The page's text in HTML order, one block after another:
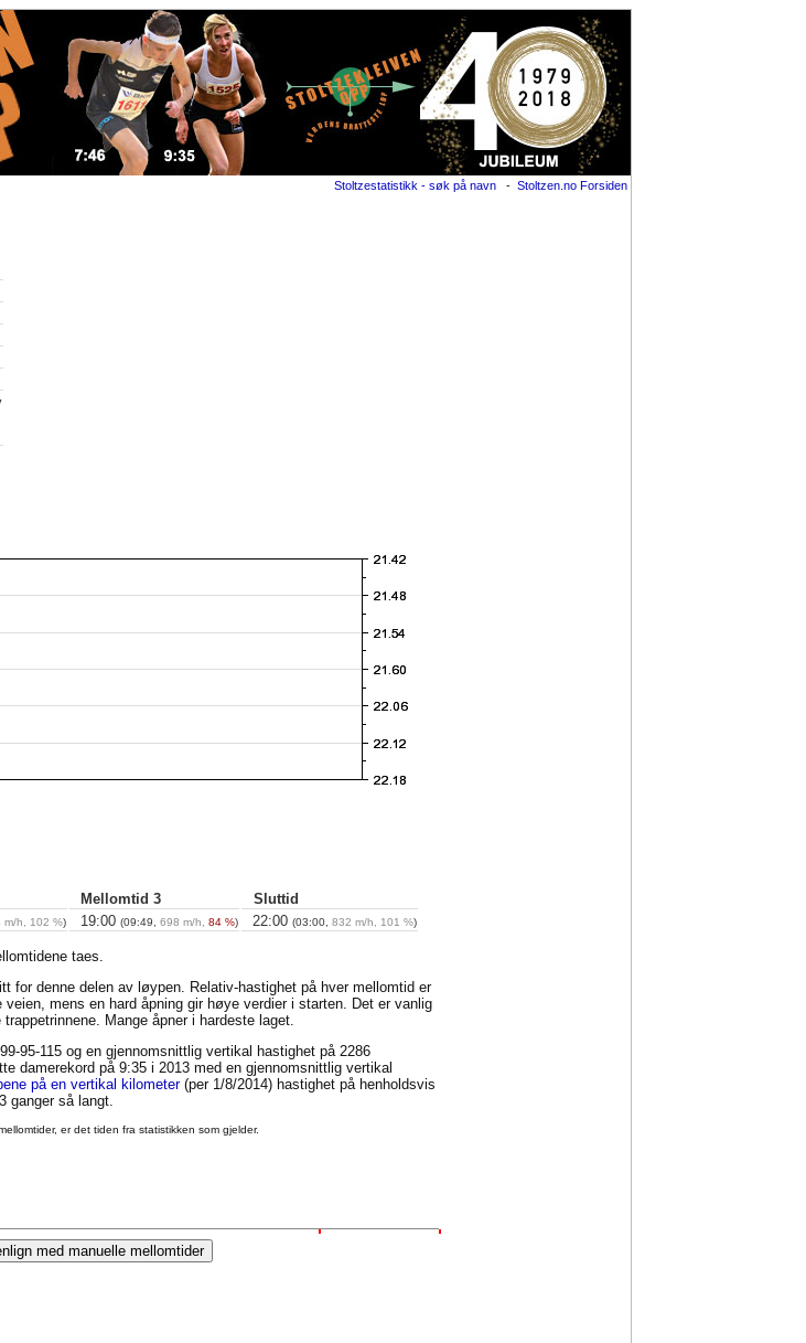
Stoltzestatistikk - søk på navn - Stoltzen.no Forsiden
Mellomtid 3
Sluttid
m/h, 102 %) 19:00 (09:49, 698 m/h, 84 %) 22:00 (03:00, 832 m/h, 101 %)
taes.
for denne delen av løypen. Relativ-hastighet på hver mellomtid er
mens en hard åpning gir høye verdier i starten. Det er vanlig
Mange åpner i hardeste laget.
95-115 og en gjennomsnittlig vertikal hastighet på 2286
damerekord på 9:35 i 2013 med en gjennomsnittlig vertikal
på en vertikal kilometer(per 1/8/2014) hastighet på henholdsvis
ganger så langt.
er det tiden fra statistikken som gjelder.
med manuelle mellomtider